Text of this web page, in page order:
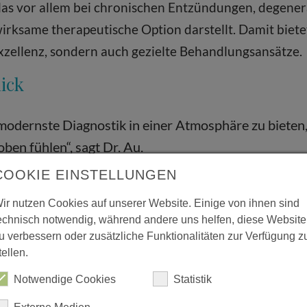
vor allem bei chronischen Entzündungen,
therapeutische Option darstellt. Damit
sondern auch gezielte Behandlungsansätze.
Diagnostik in einer Atmosphäre zu
fühlen“, sagt Dr. Au.
verbinden eine klare, freundliche Architektur mit
und Patienten von kurzen Wegen, angenehmen
und die Region
ist das Diagnostikzentrum Wolfsburg
EINSTELLUNGEN
nutzen Cookies auf unserer Website. Einige von ihnen sind
notwendig, während andere uns helfen, diese Website
verbessern oder zusätzliche Funktionalitäten zur Verfügung
Notwendige Cookies Statistik